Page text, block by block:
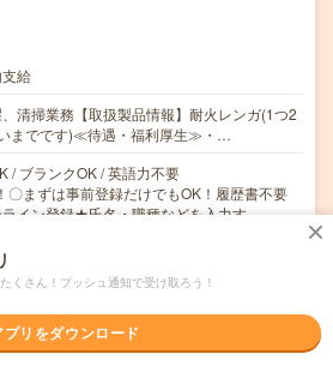
給
清掃業務【取扱製品情報】耐火レンガ(1つ2
までです)≪待遇・福利厚生≫・…
/ ブランクOK / 英語力不要
まずは事前登録だけでもOK！履歴書不要
イン登録★氏名・職種などを入力す…
30代 40代
くさん！プッシュ通知で受け取ろう！
プリをダウンロード